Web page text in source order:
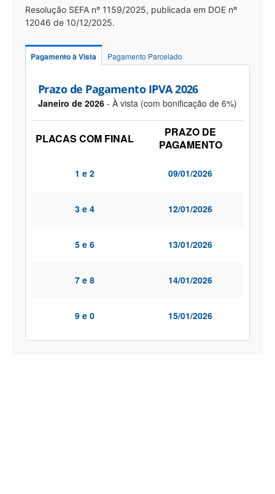
Resolução SEFA nº 1159/2025, publicada em DOE nº
12046 de 10/12/2025.
Pagamento à Vista Pagamento Parcelado
Prazo de Pagamento IPVA 2026
Janeiro de 2026 - À vista (com bonificação de 6%)
PLACAS COM FINAL
PRAZO DE
PAGAMENTO
1 e 2 09/01/2026
3 e 4 12/01/2026
5 e 6 13/01/2026
7 e 8 14/01/2026
9 e 0 15/01/2026